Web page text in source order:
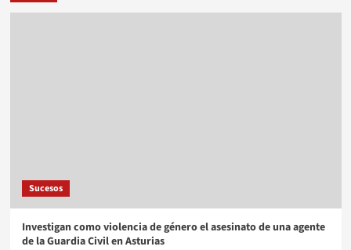
Sucesos
Investigan como violencia de género el asesinato de una agente
de la Guardia Civil en Asturias